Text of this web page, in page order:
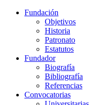
Fundación
Objetivos
Historia
Patronato
Estatutos
Fundador
Biografía
Bibliografía
Referencias
Convocatorias